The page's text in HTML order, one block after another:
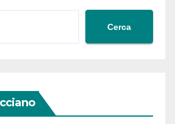
Cerca